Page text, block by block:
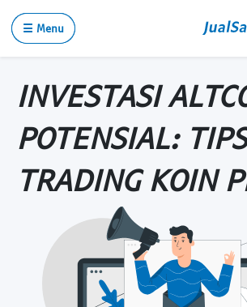
☰ Menu
INVESTASI
POTENSIAL: TIPS
TRADING KOIN